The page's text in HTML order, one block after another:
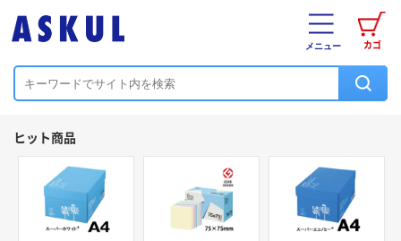
カゴ
メニュー
ヒット商品